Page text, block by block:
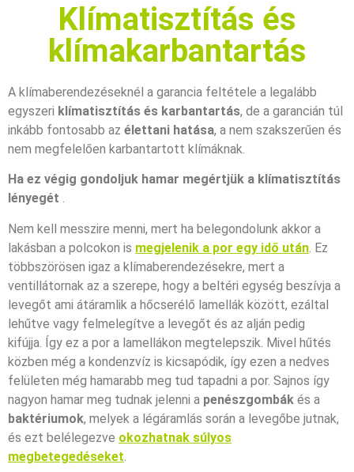
Klímatisztítás és
klímakarbantartás
A klímaberendezéseknél a garancia feltétele a legalább
egyszeri klímatisztítás és karbantartás, de a garancián túl
inkább fontosabb az élettani hatása, a nem szakszerűen és
nem megfelelően karbantartott klímáknak.
Ha ez végig gondoljuk hamar megértjük a klímatisztítás
lényegét .
Nem kell messzire menni, mert ha belegondolunk akkor a
lakásban a polcokon is megjelenik a por egy idő után . Ez
többszörösen igaz a klímaberendezésekre, mert a
ventillátornak az a szerepe, hogy a beltéri egység beszívja a
levegőt ami átáramlik a hőcserélő lamellák között, ezáltal
lehűtve vagy felmelegítve a levegőt és az alján pedig
kifújja. Így ez a por a lamellákon megtelepszik. Mivel hűtés
közben még a kondenzvíz is kicsapódik, így ezen a nedves
felületen még hamarabb meg tud tapadni a por. Sajnos így
nagyon hamar meg tudnak jelenni a penészgombák és a
baktériumok, melyek a légáramlás során a levegőbe jutnak,
és ezt belélegezve okozhatnak súlyos
megbetegedéseket